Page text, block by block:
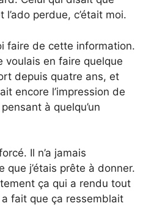
l’ado perdue, c’était moi.
faire de cette information.
voulais en faire quelque
depuis quatre ans, et
encore l’impression de
à quelqu’un
Il n’a jamais
que j’étais prête à donner.
ça qui a rendu tout
fait que ça ressemblait